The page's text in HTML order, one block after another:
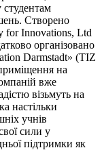
студентам
Створено
for Innovations, Ltd
організовано
Darmstadt» (TIZ
на
вже
візьмуть на
настільки
учнів
сили у
підтримки як